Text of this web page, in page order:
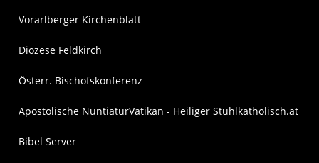
Vorarlberger Kirchenblatt
Diözese Feldkirch
Österr. Bischofskonferenz
Apostolische NuntiaturVatikan - Heiliger Stuhlkatholisch.at
Bibel Server